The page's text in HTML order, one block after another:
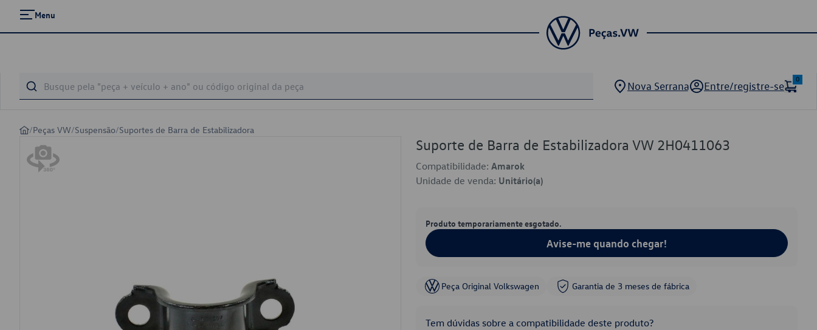
Menu
Nova Serrana Entre/registre-se
0
/Peças VW/Suspensão/Suportes de Barra de Estabilizadora
Suporte de Barra de Estabilizadora VW 2H0411063
Compatibilidade: Amarok
Unidade de venda: Unitário(a)
Produto temporariamente esgotado.
Avise-me quando chegar!
Peça Original Volkswagen Garantia de 3 meses de fábrica
Tem dúvidas sobre a compatibilidade deste produto?